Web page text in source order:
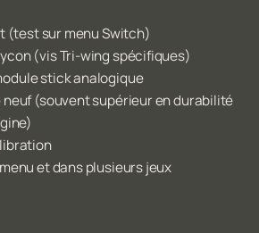
(test sur menu Switch)
(vis Tri-wing spécifiques)
stick analogique
neuf (souvent supérieur en durabilité
et dans plusieurs jeux